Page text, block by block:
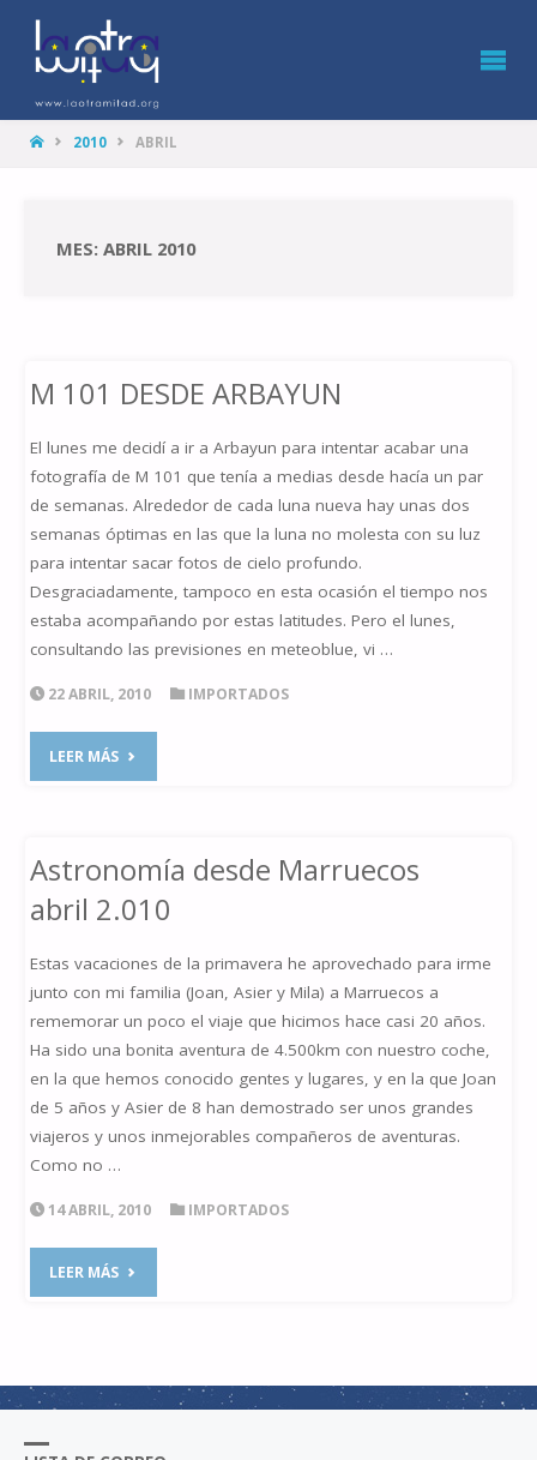
HOME2010 ABRIL
MES: ABRIL 2010
M 101 DESDE ARBAYUN
El lunes me decidí a ir a Arbayun para intentar acabar una
fotografía de M 101 que tenía a medias desde hacía un par
de semanas. Alrededor de cada luna nueva hay unas dos
semanas óptimas en las que la luna no molesta con su luz
para intentar sacar fotos de cielo profundo.
Desgraciadamente, tampoco en esta ocasión el tiempo nos
estaba acompañando por estas latitudes. Pero el lunes,
consultando las previsiones en meteoblue, vi …
22 ABRIL, 2010 IMPORTADOS
LEER MÁS"M
ARBAYUN"
Astronomía desde Marruecos
abril 2.010
Estas vacaciones de la primavera he aprovechado para irme
junto con mi familia (Joan, Asier y Mila) a Marruecos a
rememorar un poco el viaje que hicimos hace casi 20 años.
Ha sido una bonita aventura de 4.500km con nuestro coche,
en la que hemos conocido gentes y lugares, y en la que Joan
de 5 años y Asier de 8 han demostrado ser unos grandes
viajeros y unos inmejorables compañeros de aventuras.
Como no …
14 ABRIL, 2010 IMPORTADOS
LEER MÁS"ASTRONOMÍA
ABRIL